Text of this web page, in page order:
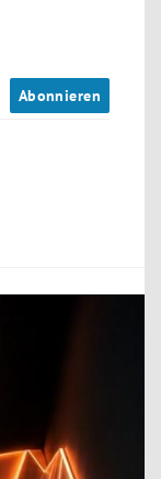
Abonnieren